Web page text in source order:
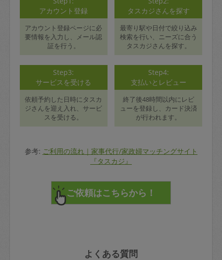
アカウント登録
アカウント登録ページに必
要情報を入力し、メール認
証を行う。
タスカジさんを探す
最寄り駅や日付で絞り込み
検索を行い、ニーズに合う
タスカジさんを探す。
Step3:
サービスを受ける
依頼予約した日時にタスカ
ジさんを迎え入れ、サービ
スを受ける。
Step4:
支払いとレビュー
終了後48時間以内にレビ
ューを登録し、カード決済
が行われます。
参考: ご利用の流れ｜家事代行/家政婦マッチングサイト
『タスカジ』
よくある質問